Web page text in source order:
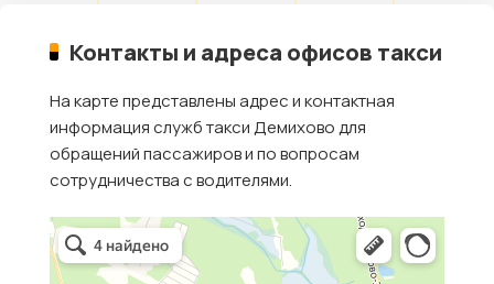
Контакты и адреса офисов такси
На карте представлены адрес и контактная
информация служб такси Демихово для
обращений пассажиров и по вопросам
сотрудничества с водителями.